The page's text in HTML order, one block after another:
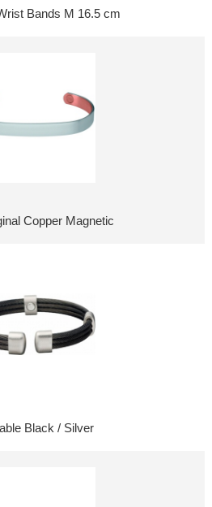
Bands M 16.5 cm
Copper Magnetic
Black / Silver